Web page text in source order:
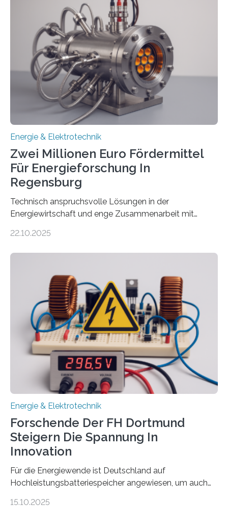
Umweltenergierecht hat den Rechtsrahmen in einem
neuen Bericht für die Praxis eingeordnet – inklusive der
Rolle von flexiblen Netzanschlussvereinbarungen. Der
Netzanschluss von Erneuerbare-Energien-Anlagen
(EE-Anlagen) ist entscheidend für die Energiewende.
Denn ohne Anschluss an das Netz kann kein Strom
eingespeist werden. Nach dem Erneuerbare-Energien-
Gesetz (EEG) sind Netzbetreiber…
Energie & Elektrotechnik
Zwei Millionen Euro Fördermittel
Für Energieforschung In
Regensburg
Technisch anspruchsvolle Lösungen in der
Energiewirtschaft und enge Zusammenarbeit mit
neuen EU-geförderten Transfer-Projekte zu
Energietechnologien werden vom Europäischen
Sozialfonds Plus (ESF+) gefördert – mit einer
Gesamtsumme von mehr als zwei Millionen Euro.
Damit zählt die Hochschule zu den großen
Gewinnerinnen der aktuellen Förderrunde des
Bayerischen Wissenschaftsministeriums. Im
Mittelpunkt steht der direkte Wissenstransfer: Neue
wissenschaftliche Erkenntnisse sollen rasch in die
22.10.2025
Energie & Elektrotechnik
Forschende Der FH Dortmund
Steigern Die Spannung In
Innovation
Für die Energiewende ist Deutschland auf
Hochleistungsbatteriespeicher angewiesen, um auch
15.10.2025